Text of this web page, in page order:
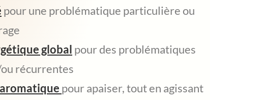
pour une problématique particulière ou
global pour des problématiques
récurrentes
pour apaiser, tout en agissant